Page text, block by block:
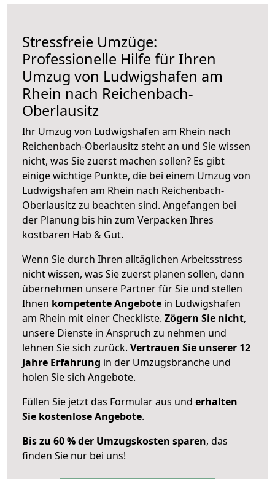
Stressfreie Umzüge:
Professionelle Hilfe für Ihren
Umzug von Ludwigshafen am
Rhein nach Reichenbach-
Oberlausitz
Ihr Umzug von Ludwigshafen am Rhein nach
Reichenbach-Oberlausitz steht an und Sie wissen
nicht, was Sie zuerst machen sollen? Es gibt
einige wichtige Punkte, die bei einem Umzug von
Ludwigshafen am Rhein nach Reichenbach-
Oberlausitz zu beachten sind. Angefangen bei
der Planung bis hin zum Verpacken Ihres
kostbaren Hab & Gut.
Wenn Sie durch Ihren alltäglichen Arbeitsstress
nicht wissen, was Sie zuerst planen sollen, dann
übernehmen unsere Partner für Sie und stellen
Ihnen kompetente Angebote in Ludwigshafen
am Rhein mit einer Checkliste. Zögern Sie nicht,
unsere Dienste in Anspruch zu nehmen und
lehnen Sie sich zurück. Vertrauen Sie unserer 12
Jahre Erfahrung in der Umzugsbranche und
holen Sie sich Angebote.
Füllen Sie jetzt das Formular aus und erhalten
Sie kostenlose Angebote.
Bis zu 60 % der Umzugskosten sparen, das
finden Sie nur bei uns!